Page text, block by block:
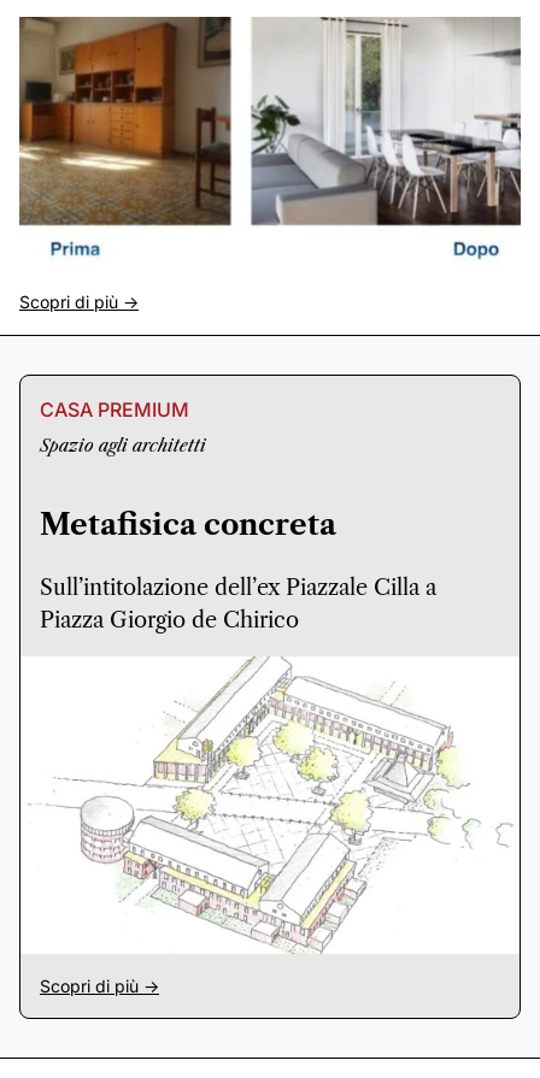
Scopri di più ->
CASA PREMIUM
Spazio agli architetti
Metafisica concreta
Sull’intitolazione dell’ex Piazzale Cilla a
Piazza Giorgio de Chirico
Scopri di più ->